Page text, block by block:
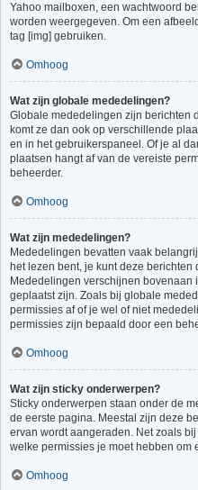
Yahoo mailboxen, een wachtwoord
worden weergegeven. Om een
tag [img] gebruiken.
Omhoog
Wat zijn globale mededelingen?
Globale mededelingen zijn berichten
komt ze dan ook op verschillende
en in het gebruikerspaneel. Of je al
plaatsen hangt af van de vereiste
beheerder.
Omhoog
Wat zijn mededelingen?
Mededelingen bevatten vaak
het lezen bent, je kunt deze
Mededelingen verschijnen bovenaan
geplaatst zijn. Zoals bij globale
permissies af of je wel of niet
permissies zijn bepaald door een
Omhoog
Wat zijn sticky onderwerpen?
Sticky onderwerpen staan onder de
de eerste pagina. Meestal zijn deze
ervan wordt aangeraden. Net zoals
welke permissies je moet hebben om
Omhoog